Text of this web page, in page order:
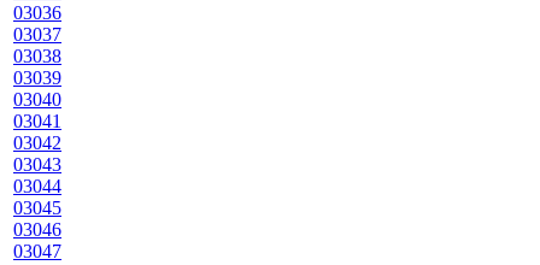
03036
03037
03038
03039
03040
03041
03042
03043
03044
03045
03046
03047